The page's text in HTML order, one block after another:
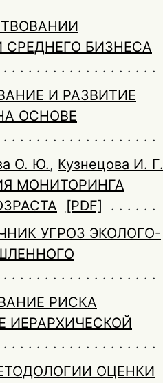
БИЗНЕСА
И РАЗВИТИЕ
ОСНОВЕ
О. Ю., Кузнецова И. Г.
МОНИТОРИНГА
[PDF]
УГРОЗ ЭКОЛОГО-
РИСКА
ИЕРАРХИЧЕСКОЙ
ОЦЕНКИ